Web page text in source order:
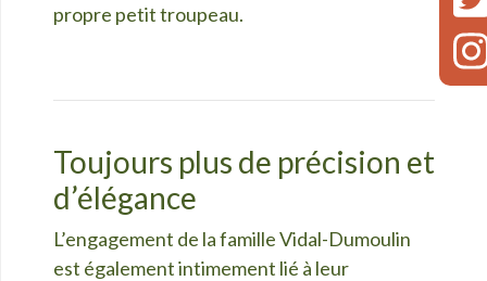
propre petit troupeau.
Toujours plus de précision et
d’élégance
L’engagement de la famille Vidal-Dumoulin
est également intimement lié à leur